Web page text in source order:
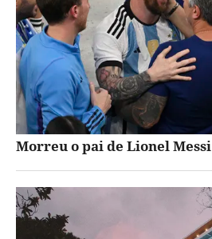
Morreu o pai de Lionel Messi